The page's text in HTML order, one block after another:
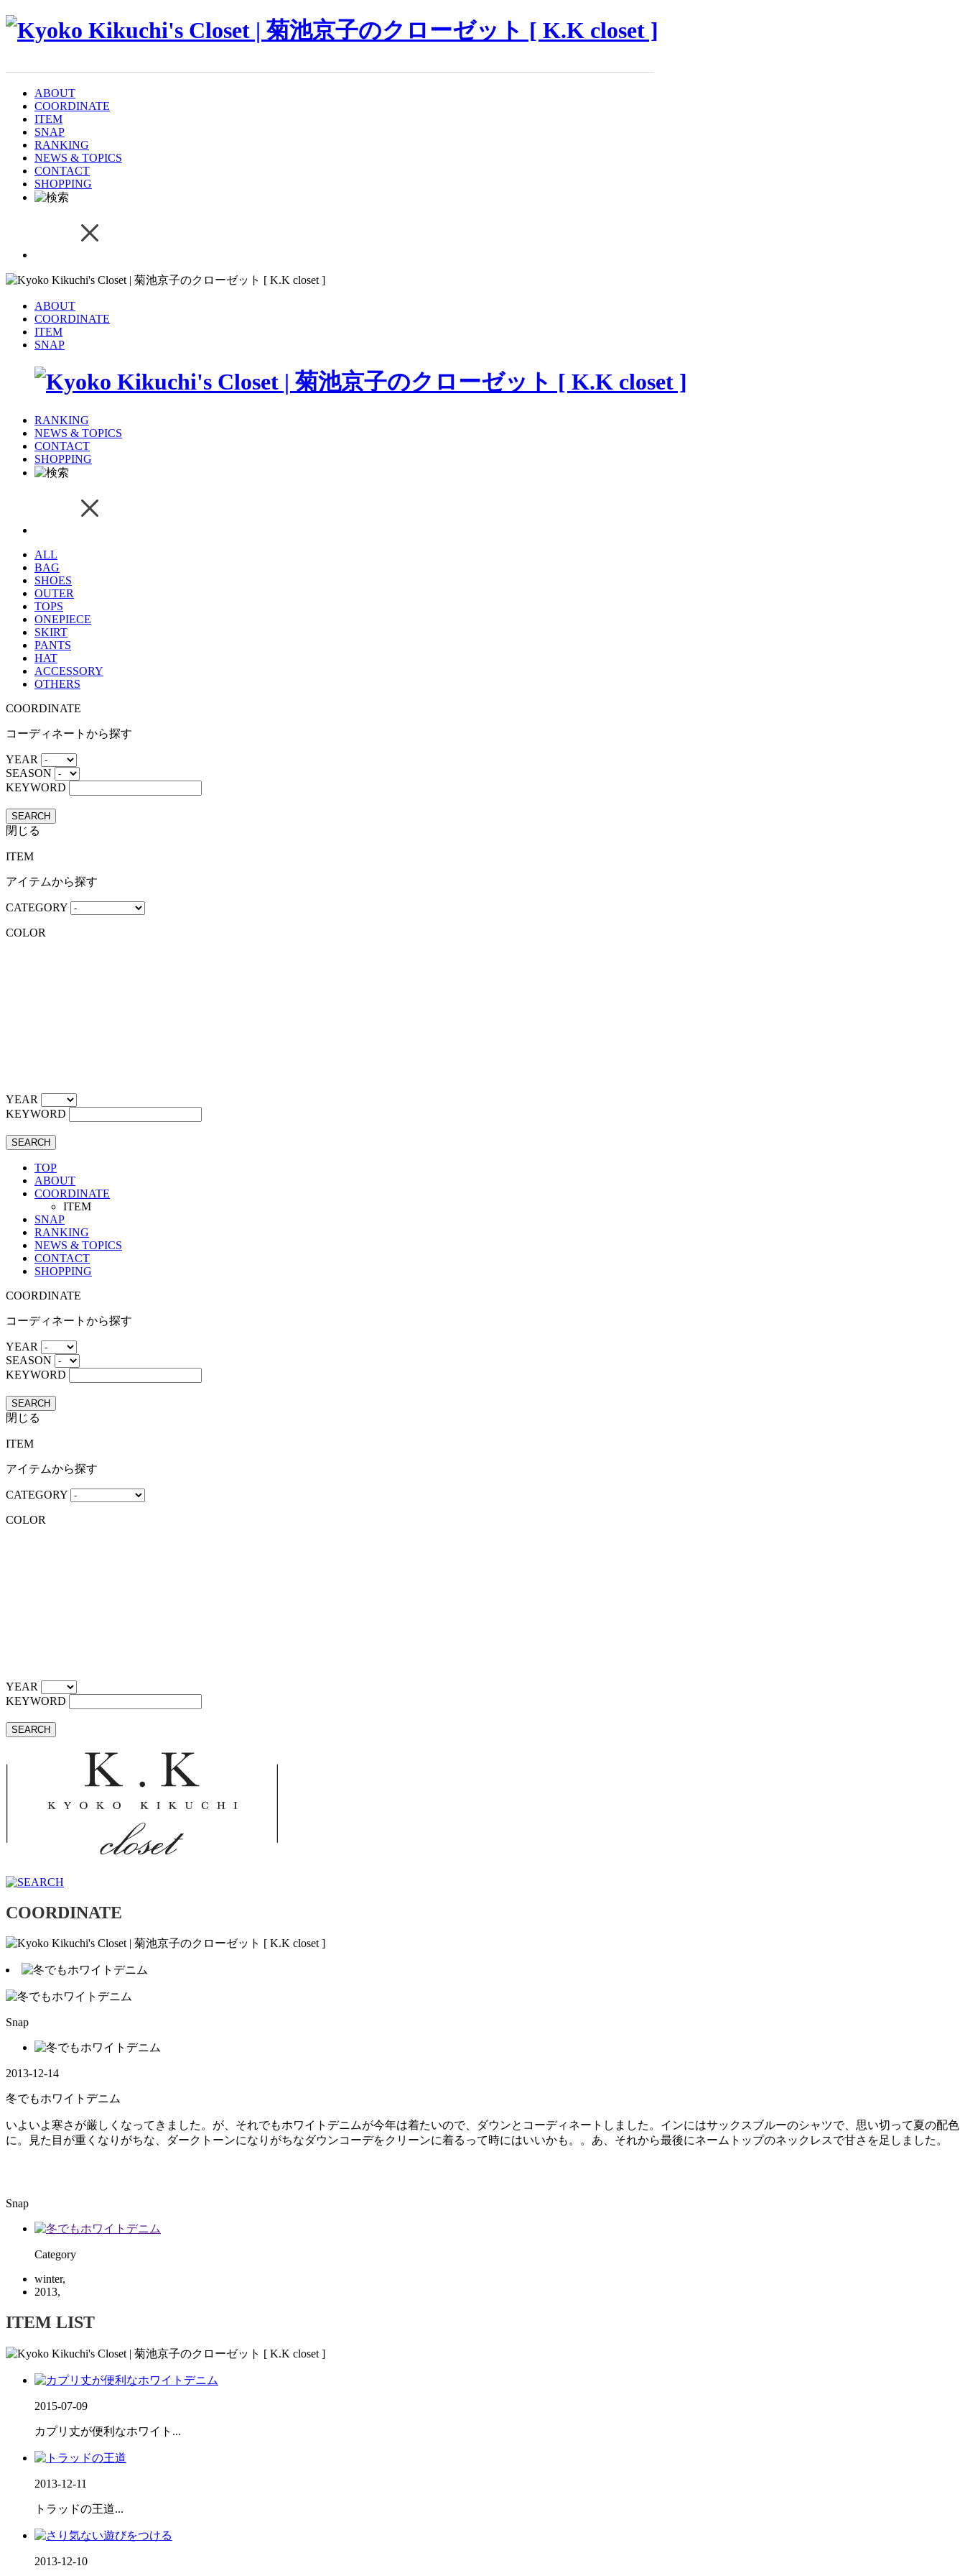
ABOUT
COORDINATE
ITEM
SNAP
RANKING
NEWS & TOPICS
CONTACT
SHOPPING
ABOUT
COORDINATE
ITEM
SNAP
RANKING
NEWS & TOPICS
CONTACT
SHOPPING
ALL
BAG
SHOES
OUTER
TOPS
ONEPIECE
SKIRT
PANTS
HAT
ACCESSORY
OTHERS
COORDINATE
コーディネートから探す
YEAR
SEASON
KEYWORD
SEARCH
閉じる
ITEM
アイテムから探す
CATEGORY
COLOR
YEAR
KEYWORD
SEARCH
TOP
ABOUT
COORDINATE
ITEM
SNAP
RANKING
NEWS & TOPICS
CONTACT
SHOPPING
COORDINATE
コーディネートから探す
YEAR
SEASON
KEYWORD
SEARCH
閉じる
ITEM
アイテムから探す
CATEGORY
COLOR
YEAR
KEYWORD
SEARCH
COORDINATE
Snap
2013-12-14
冬でもホワイトデニム
いよいよ寒さが厳しくなってきました。が、それでもホワイトデニムが今年は着たいので、ダウンとコーディネートしました。インにはサックスブルーのシャツで、思い切って夏の配色
に。見た目が重くなりがちな、ダークトーンになりがちなダウンコーデをクリーンに着るって時にはいいかも。。あ、それから最後にネームトップのネックレスで甘さを足しました。
Snap
Category
winter,
2013,
ITEM LIST
2015-07-09
カプリ丈が便利なホワイト...
2013-12-11
トラッドの王道...
2013-12-10